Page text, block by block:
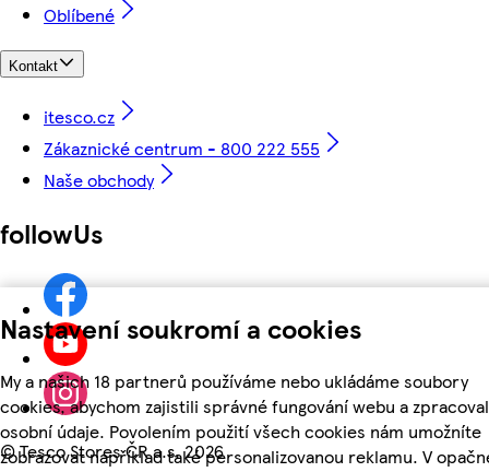
Nastavení soukromí a cookies
My a našich 18 partnerů používáme nebo ukládáme soubory
cookies, abychom zajistili správné fungování webu a
osobní údaje. Povolením použití všech cookies nám umožníte
zobrazovat například také personalizovanou reklamu. V
Oblíbené
Kontakt
itesco.cz
Zákaznické centrum - 800 222 555
Naše obchody
followUs
©Tesco Stores ČR a.s. 2026